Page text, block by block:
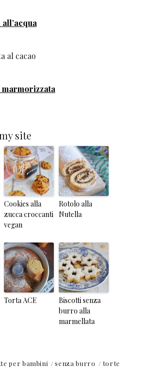
site
Cookies alla
zucca croccanti
vegan
Rotolo alla
Nutella
Torta ACE
Biscotti senza
burro alla
marmellata
per bambini senza burro
torte